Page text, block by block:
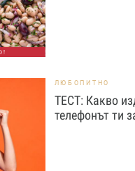
ЛЮБОПИТНО
ТЕСТ: Какво
телефонът ти